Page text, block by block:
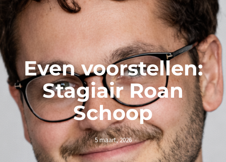
Even voorstellen:
Stagiair Roan
Schoop
5 maart, 2026